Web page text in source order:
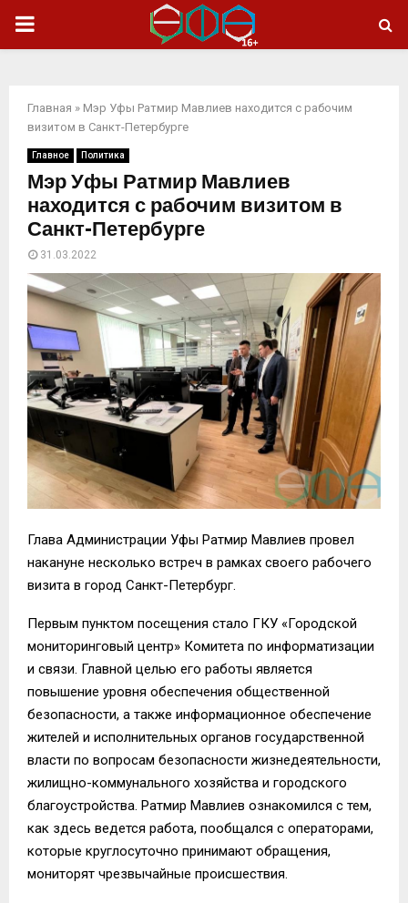
ОСНОВНОЕ
Главная » Мэр Уфы Ратмир Мавлиев находится с рабочим
визитом в Санкт-Петербурге
Главное Политика
Мэр Уфы Ратмир Мавлиев
находится с рабочим визитом в
Санкт-Петербурге
31.03.2022
Глава Администрации Уфы Ратмир Мавлиев провел
накануне несколько встреч в рамках своего рабочего
визита в город Санкт-Петербург.
Первым пунктом посещения стало ГКУ «Городской
мониторинговый центр» Комитета по информатизации
и связи. Главной целью его работы является
повышение уровня обеспечения общественной
безопасности, а также информационное обеспечение
жителей и исполнительных органов государственной
власти по вопросам безопасности жизнедеятельности,
жилищно-коммунального хозяйства и городского
благоустройства. Ратмир Мавлиев ознакомился с тем,
как здесь ведется работа, пообщался с операторами,
которые круглосуточно принимают обращения,
мониторят чрезвычайные происшествия.